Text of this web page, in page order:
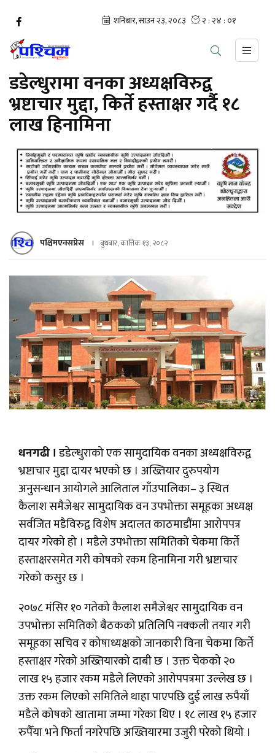
डडेल्धुरामा वनका अध्यक्षविरुद्व
भ्रष्टाचार मुद्दा, किर्ते हस्ताक्षर गर्दै १८
लाख हिनामिना
पश्चिमएक्सप्रेस बुधबार, कात्तिक १३, २०८२
धनगढी ।डडेल्धुराको एक सामुदायिक वनका अध्यक्षविरुद्व
भ्रष्टाचार मुद्दा दायर भएको छ । अख्तियार दुरुपयोग
अनुसन्धान आयोगले आलिताल गाँउपालिका– ३ स्थित
कैलाश समैजेश्वर सामुदायिक वन उपभोक्ता समूहका अध्यक्ष
सर्वजित मडैविरुद्व विशेष अदालत काठमाडौंमा आरोपपत्र
दायर गरेको हो । मडैले उपभोक्ता समितिको चेकमा किर्ते
हस्ताक्षरसमेत गरी कोषको रकम हिनामिना गरी भ्रष्टाचार
गरेको कसुर छ ।
२०७८ मंसिर १० गतेको कैलाश समैजेश्वर सामुदायिक वन
उपभोक्ता समितिको बैठकको प्रतिलिपि नक्कली तयार गरी
समूहका सचिव र कोषाध्यक्षको जानकारी विना चेकमा किर्ते
हस्ताक्षर गरेको अख्तियारको दाबी छ । उक्त चेकको २०
लाख १५ हजार रकम मडैले लिएको आरोपपत्रमा उल्लेख छ ।
उक्त रकम लिएको समितिले थाहा पाएपछि दुई लाख रुपैयाँ
मडैले कोषको खातामा जम्मा गरेका थिए । १८ लाख १५ हजार
रुपैँया भने फिर्ता नगरेपछि अख्तियारमा उजुरी परेको थियो ।